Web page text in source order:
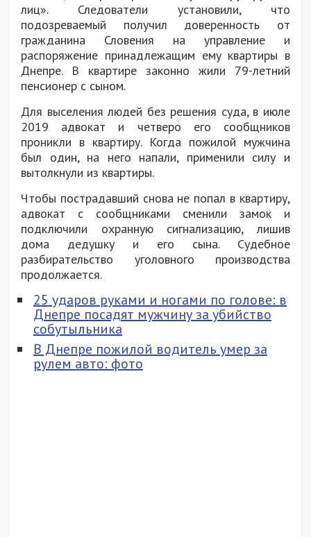
лиц». Следователи установили, что
подозреваемый получил доверенность от
гражданина Словения на управление и
распоряжение принадлежащим ему квартиры в
Днепре. В квартире законно жили 79-летний
пенсионер с сыном.
Для выселения людей без решения суда, в июле
2019 адвокат и четверо его сообщников
проникли в квартиру. Когда пожилой мужчина
был один, на него напали, применили силу и
вытолкнули из квартиры.
Чтобы пострадавший снова не попал в квартиру,
адвокат с сообщниками сменили замок и
подключили охранную сигнализацию, лишив
дома дедушку и его сына. Судебное
разбирательство уголовного производства
продолжается.
25 ударов руками и ногами по голове: в
Днепре посадят мужчину за убийство
собутыльника
В Днепре пожилой водитель умер за
рулем авто: фото